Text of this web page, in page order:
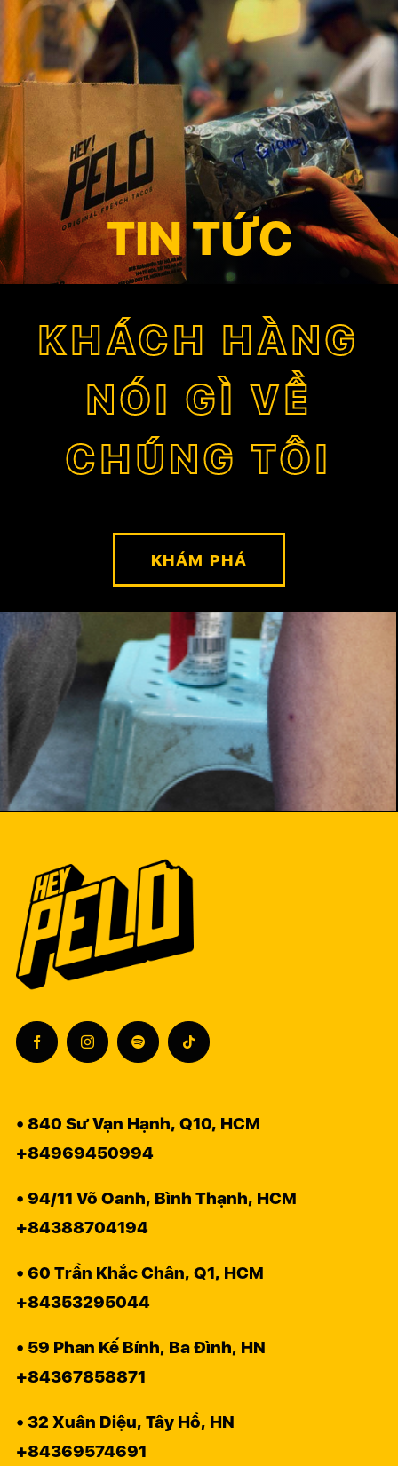
TIN TỨC
KHÁCH HÀNG
NÓI GÌ VỀ
CHÚNG TÔI
KHÁM PHÁ
• 840 Sư Vạn Hạnh, Q10, HCM
+84969450994
• 94/11 Võ Oanh, Bình Thạnh, HCM
+84388704194
• 60 Trần Khắc Chân, Q1, HCM
+84353295044
• 59 Phan Kế Bính, Ba Đình, HN
+84367858871
• 32 Xuân Diệu, Tây Hồ, HN
+84369574691